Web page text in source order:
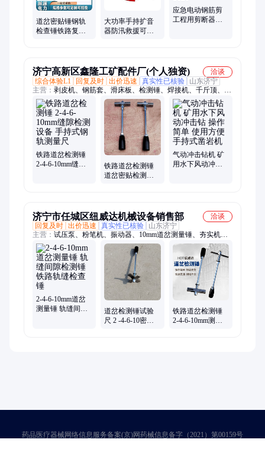
道岔密贴锤钢轨
检查锤铁路复合
大功率手持扩音
器防汛救援可充
应急电动钢筋剪
工程用剪断器便
济宁高新区鑫隆工矿配件厂(个人独资)
洽谈
综合体验L1
回复及时 出价迅速 真实性已核验
山东济宁
主营： 剥皮机、钢筋套、滑床板、检测锤、焊接机、千斤顶、pe
对焊机、塑料焊枪、轴承法兰、焊机焊接、热熔焊机、气动法
兰、板液压拔、燃气管道、消防管道、手动锚索、分体法兰、液
压法兰、水暖管道、pe管热熔机、油压取销器、自控试压泵、螺
栓套丝机、圆钢套丝机、锚索张拉机、阀门分离器
铁路道岔检测锤
2-4-6-10mm缝隙
铁路道岔检测锤
道岔密贴检测设
气动冲击钻机 矿
用水下风动冲击
济宁市任城区纽威达机械设备销售部
洽谈
回复及时 出价迅速 真实性已核验
山东济宁
主营： 试压泵、粉笔机、振动器、10mm道岔测量锤、夯实机、
检测仪、磨尖机、背栓打孔机、型材切割机、折弯机、钢轨钻孔
机、弯花机、轧尖机、皮带切割机、气动砸号机、输送带剥皮
机、手动弯管机、起道机、千斤顶、混凝土振动铲、电动起层
器、高速圆钢套丝机、液压弯道器、钢丝绳芯输送带切割机、耦
合器拉马
2-4-6-10mm道岔
测量锤 轨缝间隙
道岔检测锤试验
尺 2 -4-6-10密贴
铁路道岔检测锤
2-4-6-10mm测量
药品医疗器械网络信息服务备案(京)网药械信息备字（2021）第00159号